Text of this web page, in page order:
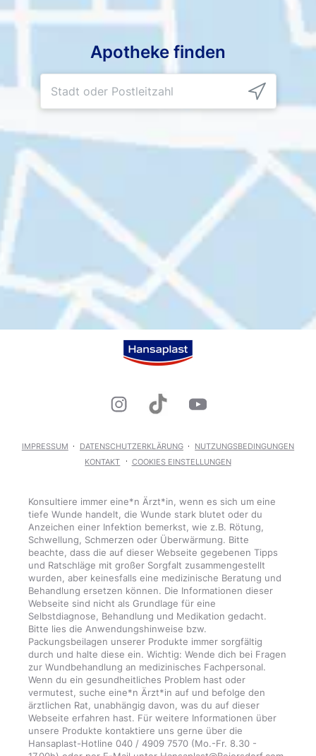
Apotheke finden
IMPRESSUM DATENSCHUTZERKLÄRUNG
NUTZUNGSBEDINGUNGEN
KONTAKT
COOKIES EINSTELLUNGEN
Konsultiere immer eine*n Ärzt*in, wenn es sich um eine
tiefe Wunde handelt, die Wunde stark blutet oder du
Anzeichen einer Infektion bemerkst, wie z.B. Rötung,
Schwellung, Schmerzen oder Überwärmung. Bitte
beachte, dass die auf dieser Webseite gegebenen Tipps
und Ratschläge mit großer Sorgfalt zusammengestellt
wurden, aber keinesfalls eine medizinische Beratung und
Behandlung ersetzen können. Die Informationen dieser
Webseite sind nicht als Grundlage für eine
Selbstdiagnose, Behandlung und Medikation gedacht.
Bitte lies die Anwendungshinweise bzw.
Packungsbeilagen unserer Produkte immer sorgfältig
durch und halte diese ein. Wichtig: Wende dich bei Fragen
zur Wundbehandlung an medizinisches Fachpersonal.
Wenn du ein gesundheitliches Problem hast oder
vermutest, suche eine*n Ärzt*in auf und befolge den
ärztlichen Rat, unabhängig davon, was du auf dieser
Webseite erfahren hast. Für weitere Informationen über
unsere Produkte kontaktiere uns gerne über die
Hansaplast-Hotline 040 / 4909 7570 (Mo.-Fr. 8.30 -